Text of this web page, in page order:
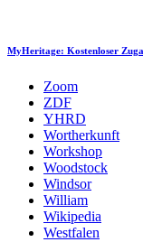
MyHeritage: Kostenloser
Zoom
ZDF
YHRD
Wortherkunft
Workshop
Woodstock
Windsor
William
Wikipedia
Westfalen